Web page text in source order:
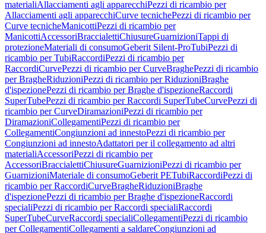
materialiAllacciamenti agli apparecchiPezzi di ricambio per
Allacciamenti agli apparecchiCurve tecnichePezzi di ricambio per
Curve tecnicheManicottiPezzi di ricambio per
ManicottiAccessoriBraccialettiChiusureGuarnizioniTappi di
protezioneMateriali di consumoGeberit Silent-ProTubiPezzi di
ricambio per TubiRaccordiPezzi di ricambio per
RaccordiCurvePezzi di ricambio per CurveBraghePezzi di ricambio
per BragheRiduzioniPezzi di ricambio per RiduzioniBraghe
d'ispezionePezzi di ricambio per Braghe d'ispezioneRaccordi
SuperTubePezzi di ricambio per Raccordi SuperTubeCurvePezzi di
ricambio per CurveDiramazioniPezzi di ricambio per
DiramazioniCollegamentiPezzi di ricambio per
CollegamentiCongiunzioni ad innestoPezzi di ricambio per
Congiunzioni ad innestoAdattatori per il collegamento ad altri
materialiAccessoriPezzi di ricambio per
AccessoriBraccialettiChiusureGuarnizioniPezzi di ricambio per
GuarnizioniMateriale di consumoGeberit PETubiRaccordiPezzi di
ricambio per RaccordiCurveBragheRiduzioniBraghe
d'ispezionePezzi di ricambio per Braghe d'ispezioneRaccordi
specialiPezzi di ricambio per Raccordi specialiRaccordi
SuperTubeCurveRaccordi specialiCollegamentiPezzi di ricambio
per CollegamentiCollegamenti a saldareCongiunzioni ad